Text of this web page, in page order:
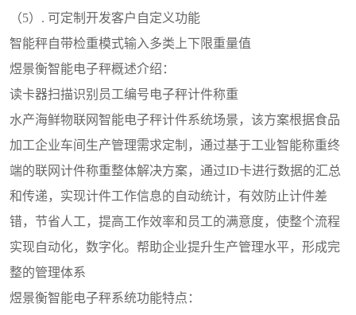
（5）. 可定制开发客户自定义功能
智能秤自带检重模式输入多类上下限重量值
煜景衡智能电子秤概述介绍：
读卡器扫描识别员工编号电子秤计件称重
水产海鲜物联网智能电子秤计件系统场景，该方案根据食品
加工企业车间生产管理需求定制，通过基于工业智能称重终
端的联网计件称重整体解决方案，通过ID卡进行数据的汇总
和传递，实现计件工作信息的自动统计，有效防止计件差
错，节省人工，提高工作效率和员工的满意度，使整个流程
实现自动化，数字化。帮助企业提升生产管理水平，形成完
整的管理体系
煜景衡智能电子秤系统功能特点：